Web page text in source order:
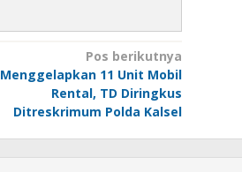
Pos berikutnya
Menggelapkan 11 Unit Mobil
Rental, TD Diringkus
Ditreskrimum Polda Kalsel